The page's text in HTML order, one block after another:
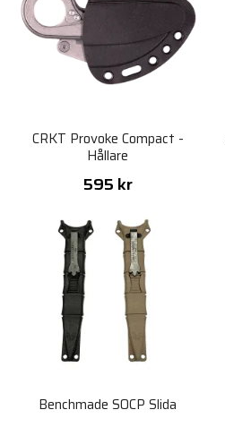
CRKT Provoke Compact -
Hållare
595 kr
Benchmade SOCP Slida